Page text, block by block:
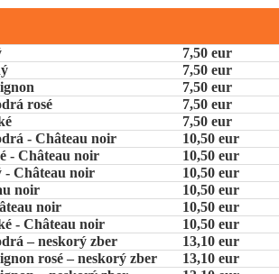
7,50 eur
7,50 eur
7,50 eur
rosé
7,50 eur
7,50 eur
- Château noir
10,50 eur
- Château noir
10,50 eur
- Château noir
10,50 eur
noir
10,50 eur
noir
10,50 eur
- Château noir
10,50 eur
– neskorý zber
13,10 eur
rosé – neskorý zber
13,10 eur